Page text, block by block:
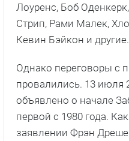
Лоуренс, Боб
Стрип, Рами Малек,
Кевин Бэйкон и другие.
Однако переговоры с
провалились. 13 июля
объявлено о начале
первой с 1980 года.
заявлении Фрэн